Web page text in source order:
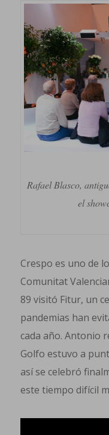
Rafael Blasco,
el
Crespo es uno de
Comunitat
89 visitó Fitur, un
pandemias han
cada año. Antonio
Golfo estuvo a
así se celebró
este tiempo difícil